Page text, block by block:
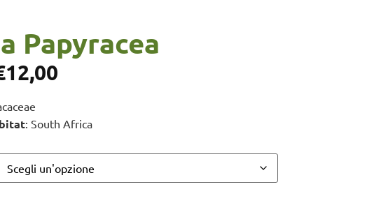
Papyracea
12,00
: South Africa